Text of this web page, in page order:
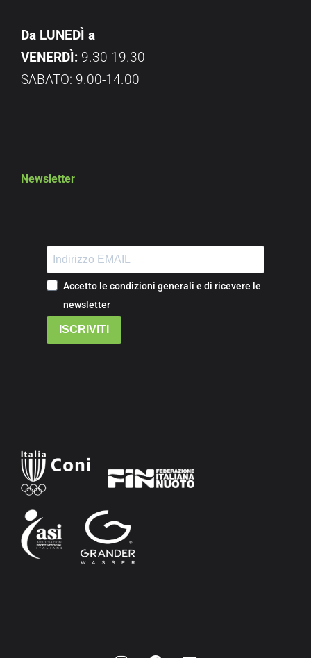
Da LUNEDÌ a
VENERDÌ: 9.30-19.30
SABATO: 9.00-14.00
Newsletter
Accetto le condizioni generali e di ricevere le
newsletter
ISCRIVITI